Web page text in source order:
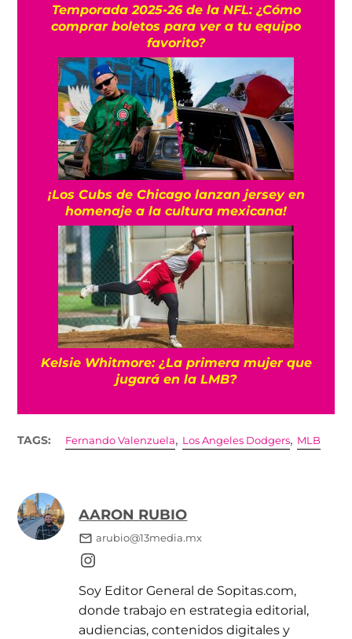
Temporada 2025-26 de la NFL: ¿Cómo
comprar boletos para ver a tu equipo
favorito?
¡Los Cubs de Chicago lanzan jersey en
homenaje a la cultura mexicana!
Kelsie Whitmore: ¿La primera mujer que
jugará en la LMB?
TAGS: Fernando Valenzuela, Los Angeles Dodgers, MLB
AARON RUBIO
arubio@13media.mx
Soy Editor General de Sopitas.com,
donde trabajo en estrategia editorial,
audiencias, contenidos digitales y